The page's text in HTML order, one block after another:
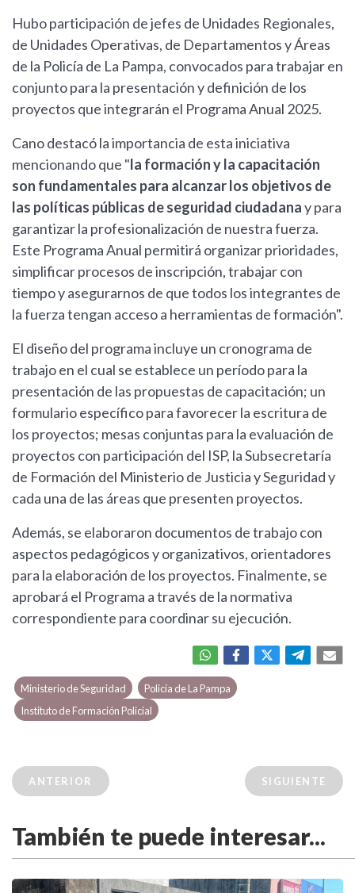
Hubo participación de jefes de Unidades Regionales,
de Unidades Operativas, de Departamentos y Áreas
de la Policía de La Pampa, convocados para trabajar en
conjunto para la presentación y definición de los
proyectos que integrarán el Programa Anual 2025.
Cano destacó la importancia de esta iniciativa
mencionando que "la formación y la capacitación
son fundamentales para alcanzar los objetivos de
las políticas públicas de seguridad ciudadanay para
garantizar la profesionalización de nuestra fuerza.
Este Programa Anual permitirá organizar prioridades,
simplificar procesos de inscripción, trabajar con
tiempo y asegurarnos de que todos los integrantes de
la fuerza tengan acceso a herramientas de formación".
El diseño del programa incluye un cronograma de
trabajo en el cual se establece un período para la
presentación de las propuestas de capacitación; un
formulario específico para favorecer la escritura de
los proyectos; mesas conjuntas para la evaluación de
proyectos con participación del ISP, la Subsecretaría
de Formación del Ministerio de Justicia y Seguridad y
cada una de las áreas que presenten proyectos.
Además, se elaboraron documentos de trabajo con
aspectos pedagógicos y organizativos, orientadores
para la elaboración de los proyectos. Finalmente, se
aprobará el Programa a través de la normativa
correspondiente para coordinar su ejecución.
Ministerio de Seguridad
Policía de La Pampa
Instituto de Formación Policial
ANTERIOR SIGUIENTE
También te puede interesar...